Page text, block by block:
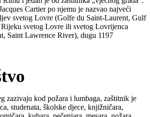
Cartier po njemu je nazvao najveći
svetog Lovre (Golfe du Saint-Laurent, Gulf
svetog Lovre ili svetog Lovrijenca
Saint Lawrence River), dugu 1197
zazivaju kod požara i lumbaga, zaštitnik je
studenata, školske djece, knjižničara,